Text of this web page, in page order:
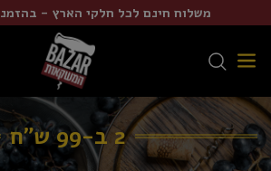
משלוח חינם לכל חלקי הארץ - בהזמנה
2 ב-99 ש"ח